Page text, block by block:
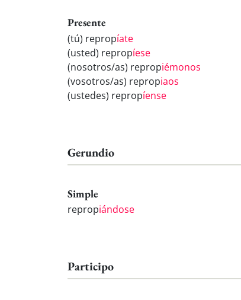
Presente
(tú) repropíate
(usted) repropíese
(nosotros/as) repropiémonos
(vosotros/as) repropiaos
(ustedes) repropíense
Gerundio
Simple
repropiándose
Participo